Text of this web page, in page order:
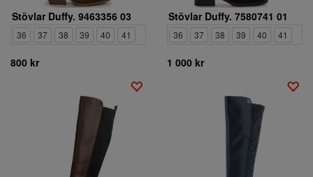
Stövlar Duffy. 9463356 03
36 37 38 39 40 41
800 kr
Stövlar Duffy. 7580741 01
36 37 38 39 40 41
1 000 kr